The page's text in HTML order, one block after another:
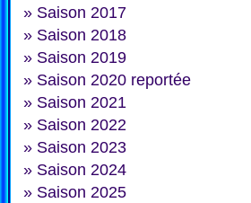
» Saison 2017
» Saison 2018
» Saison 2019
» Saison 2020 reportée
» Saison 2021
» Saison 2022
» Saison 2023
» Saison 2024
» Saison 2025